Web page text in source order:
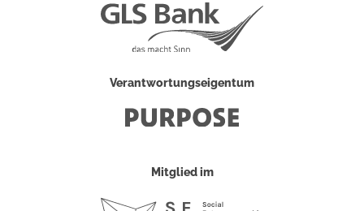
Verantwortungseigentum
Mitglied im